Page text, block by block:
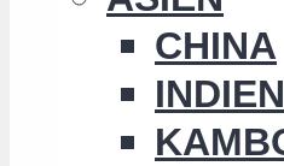
CHINA
INDIEN